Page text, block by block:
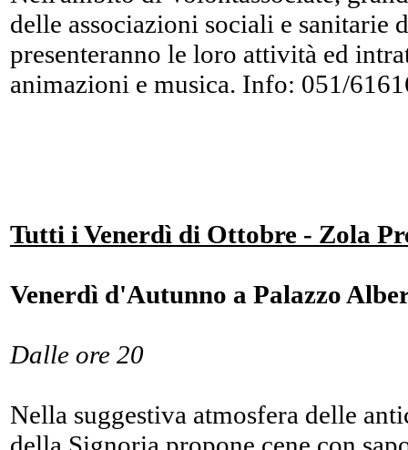
delle associazioni sociali e sanitarie
presenteranno le loro attività ed
animazioni e musica. Info: 051/
Tutti i Venerdì di Ottobre - Zola
Venerdì d'Autunno a Palazzo
Dalle ore 20
Nella suggestiva atmosfera delle